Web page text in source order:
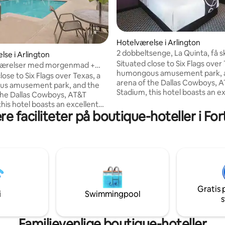
i Arlington
med morgenmad +
to Six Flags over Texas, a
amusement park, and the
Dallas Cowboys, AT&T
hotel boasts an excellent
families and individuals alike.
just half an hour to get to
out on the area’s kinetic
markets in Downtown
Hotelværelse i Arlington
2 dobbeltsenge, La Quinta, få
spændingen
Situated close to Six Flags over
humongous amusement park,
arena of the Dallas Cowboys,
Stadium, this hotel boasts an
It will take you just half an
Dallas/Fort Worth
Don’t miss out on the area’s
nightlife and markets in
Arlington.
faciliteter på boutique-hoteller i
Swimmingpool
Gratis